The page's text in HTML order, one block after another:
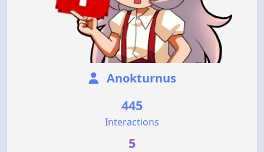
Anokturnus
445
Interactions
5